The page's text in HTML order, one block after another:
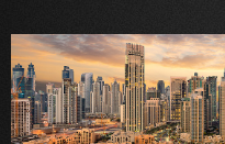
Über uns
Feedbacks
Kontakt